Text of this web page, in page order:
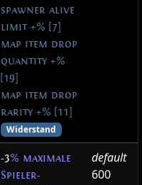
spawner alive
limit +% [7]
map item drop
quantity +%
[19]
map item drop
rarity +% [11]
Widerstand
-3% maximale
Spieler-
default
600